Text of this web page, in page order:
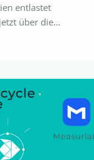
entlastet
über die
Vorteile – und volle
Cash for Circularity
Zertifizierung
Die neue EU-
(PPWR) zwingt